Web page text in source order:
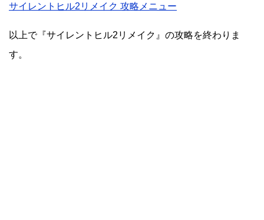
サイレントヒル2リメイク 攻略メニュー
以上で『サイレントヒル2リメイク』の攻略を終わりま
す。